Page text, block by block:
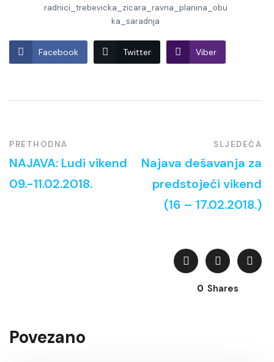
radnici_trebevicka_zicara_ravna_planina_obu
ka_saradnja
Facebook Twitter Viber
PRETHODNA
NAJAVA: Ludi vikend
09.-11.02.2018.
SLJEDEĆA
Najava dešavanja za
predstojeći vikend
(16 – 17.02.2018.)
0 Shares
Povezano